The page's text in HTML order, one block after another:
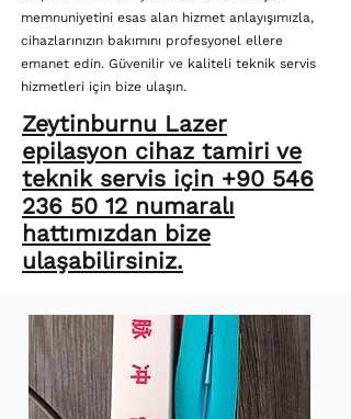
memnuniyetini esas alan hizmet anlayışımızla,
cihazlarınızın bakımını profesyonel ellere
emanet edin. Güvenilir ve kaliteli teknik servis
hizmetleri için bize ulaşın.
Zeytinburnu Lazer
epilasyon cihaz tamiri ve
teknik servis için +90 546
236 50 12 numaralı
hattımızdan bize
ulaşabilirsiniz.